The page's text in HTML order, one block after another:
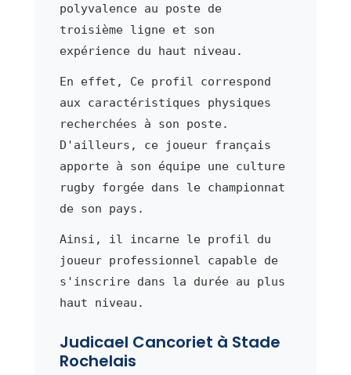
polyvalence au poste de
troisième ligne et son
expérience du haut niveau.
En effet, Ce profil correspond
aux caractéristiques physiques
recherchées à son poste.
D'ailleurs, ce joueur français
apporte à son équipe une culture
rugby forgée dans le championnat
de son pays.
Ainsi, il incarne le profil du
joueur professionnel capable de
s'inscrire dans la durée au plus
haut niveau.
Judicael Cancoriet à Stade
Rochelais